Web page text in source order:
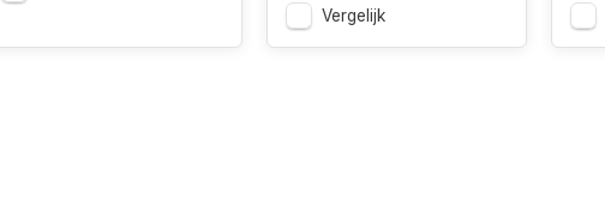
Vergelijk